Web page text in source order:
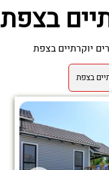
בצפת
יוקרתיים בצפת